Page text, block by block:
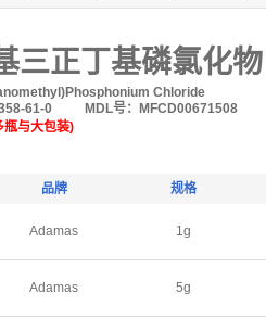
solution in water
40% w/w aq. soln.
(T);≥99.0%
≥99.0% (NT);≥99.0%
in water, stabilized with MEHQ
80%的水溶液)
(约1mol/L的四氢呋喃溶
三正丁基磷氯化物
Chloride
61-0
MDL号：MFCD00671508
瓶与大包装)
品牌 规格
Adamas 1g
Adamas 5g